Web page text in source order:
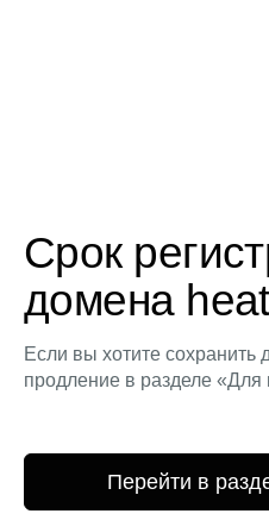
Срок
домена
Если вы хотите
продление в разделе «Для
Перейти в